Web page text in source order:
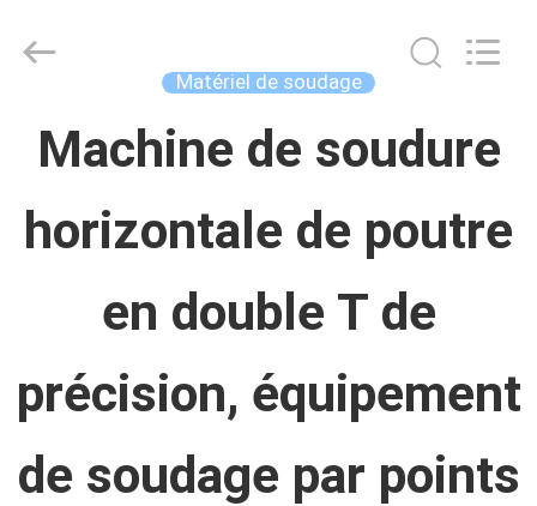
MAISON
PRODUITS
SUJET
DE
NOUS
Online
Reserved.
Developed
Matériel de soudage
Machine de soudure
horizontale de poutre
en double T de
précision, équipement
de soudage par points